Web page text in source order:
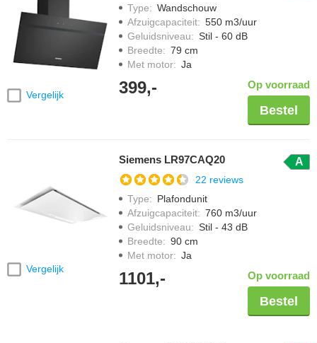
Vergelijk
Type: Wandschouw
Afzuigcapaciteit: 550 m3/uur
Geluidsniveau: Stil - 60 dB
Breedte: 79 cm
Met motor: Ja
399,- Op voorraad
Bestel
Vergelijk
Siemens LR97CAQ20 A
22 reviews
Type: Plafondunit
Afzuigcapaciteit: 760 m3/uur
Geluidsniveau: Stil - 43 dB
Breedte: 90 cm
Met motor: Ja
1101,- Op voorraad
Bestel